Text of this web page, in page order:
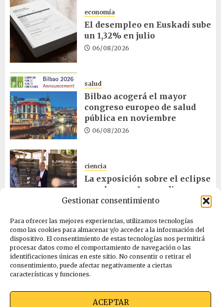
Gestionar consentimiento
Para ofrecer las mejores experiencias, utilizamos tecnologías
como las cookies para almacenar y/o acceder a la información del
dispositivo. El consentimiento de estas tecnologías nos permitirá
procesar datos como el comportamiento de navegación o las
identificaciones únicas en este sitio. No consentir o retirar el
consentimiento, puede afectar negativamente a ciertas
características y funciones.
ACEPTAR
economía
El desempleo en Euskadi sube
un 1,32% en julio
06/08/2026
salud
Bilbao acogerá el mayor
congreso europeo de salud
pública en noviembre
06/08/2026
ciencia
La exposición sobre el eclipse
concluye en Laguardia
06/08/2026
salud
Osakidetza invertirá más de
un millón en rehabilitar el
ambulatorio de Eibar